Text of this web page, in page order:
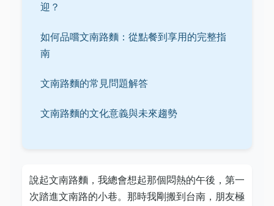
迎？
如何品嚐文南路麵：從點餐到享用的完整指
南
文南路麵的常見問題解答
文南路麵的文化意義與未來趨勢
說起文南路麵，我總會想起那個悶熱的午後，第一
次踏進文南路的小巷。那時我剛搬到台南，朋友極